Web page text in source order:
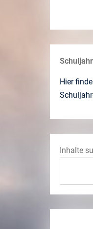
Hier
Inhalte